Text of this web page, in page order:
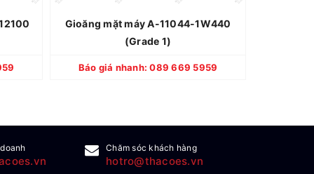
Gioăng mặt máy A-11044-1W440
(Grade 1)
Báo giá nhanh: 089 669 5959
Chăm sóc khách hàng
hotro@thacoes.vn